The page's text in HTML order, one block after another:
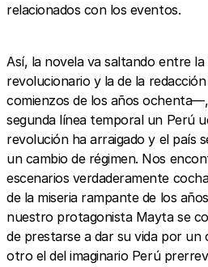
relacionados con los eventos.
Así, la novela va saltando entre
revolucionario y la de la
comienzos de los años
segunda línea temporal un Perú
revolución ha arraigado y el país
un cambio de régimen. Nos
escenarios verdaderamente
de la miseria rampante de los
nuestro protagonista Mayta se
de prestarse a dar su vida por un
otro el del imaginario Perú